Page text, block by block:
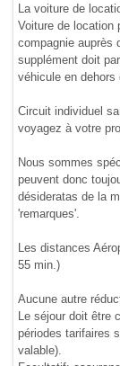
La voiture de
Voiture de location
compagnie auprès
supplément doit
véhicule en dehors
Circuit individuel
voyagez à votre
Nous sommes
peuvent donc
désideratas de la
'remarques'.
Les distances
55 min.)
Aucune autre
Le séjour doit être
périodes tarifaires
valable).